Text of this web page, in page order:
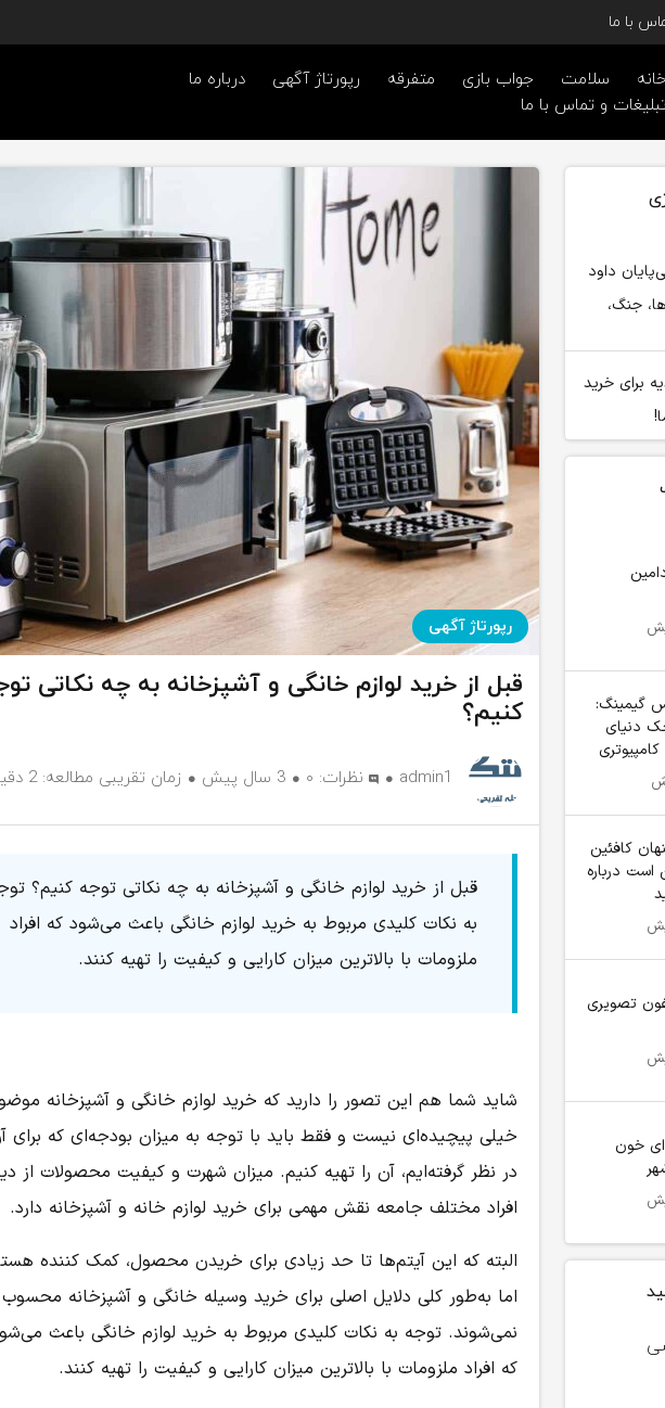
با ما
خانه سلامت جواب بازی متفرقه رپورتاژ آگهی
درباره ما
و تماس با ما
داود
جنگ،
برای خرید
گیمینگ:
دنیای
کافئین
درباره
تصویری
خون
رپورتاژ آگهی
قبل از خرید لوازم خانگی و آشپزخانه به چه نکاتی
کنیم؟
admin1 نظرات: ۰ 3 سال پیش زمان تقریبی مطالعه: 2 دقیقه
قبل از خرید لوازم خانگی و آشپزخانه به چه نکاتی توجه کنیم؟
به نکات کلیدی مربوط به خرید لوازم خانگی باعث می‌شود که افراد
ملزومات با بالاترین میزان کارایی و کیفیت را تهیه کنند‌.
شاید شما هم این تصور را دارید که خرید لوازم خانگی و آشپزخانه
خیلی پیچیده‌ای نیست و فقط باید با توجه به میزان بودجه‌ای که برای
در نظر گرفته‌ایم، آن را تهیه کنیم. میزان شهرت و کیفیت محصولات از
افراد مختلف جامعه نقش مهمی برای خرید لوازم خانه و آشپزخانه دارد.
البته که این آیتم‌ها تا حد زیادی برای خریدن محصول، کمک کننده
اما به‌طور کلی دلایل اصلی برای خرید وسیله خانگی و آشپزخانه محسوب
نمی‌شوند. توجه به نکات کلیدی مربوط به خرید لوازم خانگی باعث
که افراد ملزومات با بالاترین میزان کارایی و کیفیت را تهیه کنند‌.